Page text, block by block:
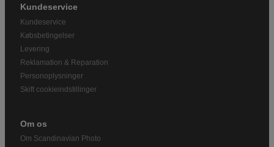
Kundeservice
Kundeservice
Købsbetingelser
Levering
Reklamation & Reparation
Personoplysninger
Skift cookieindstillinger
Om os
Om Scandinavian Photo